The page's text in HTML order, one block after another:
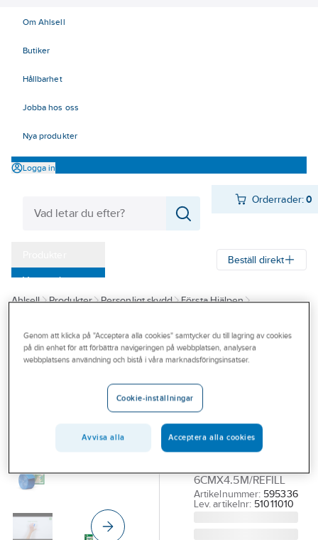
Om Ahlsell
Butiker
Hållbarhet
Jobba hos oss
Nya produkter
Logga in
Orderrader:0
Varumärken
Kampanjer
Outlet
Branscher
Beställ direkt
Ahlsell Produkter Personligt skydd
Första Hjälpen
CEDERROTH
Bandage
Cederroth Soft
Foam
FÖRBAND
CEDERROTH SOFT
6CMX4.5M/REFILL
Artikelnummer: 595336
Lev. artikelnr: 51011010
Genom att klicka på "Acceptera alla cookies" samtycker du till lagring av cookies
på din enhet för att förbättra navigeringen på webbplatsen, analysera
webbplatsens användning och bistå i våra marknadsföringsinsatser.
Cookie-inställningar
Avvisa alla Acceptera alla cookies